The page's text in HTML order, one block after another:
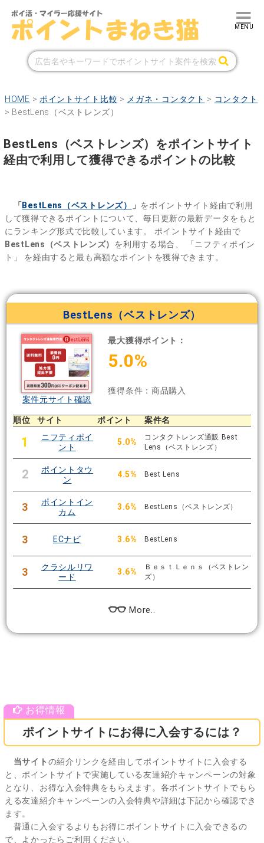
HOME > ポイントサイト比較 > メガネ・コンタクト > コンタクト
> BestLens（ベストレンズ）
BestLens（ベストレンズ）をポイントサイト
経由で利用して獲得できるポイントの比較
「 BestLens（ベストレンズ） 」 をポイントサイト経由で利用
して獲得できるポイントについて、毎日更新の最新データをもと
にランキング形式で比較しています。 ポイントサイト経由で
BestLens（ベストレンズ） を利用する場合、
「ニフティポイン
ト」
を経由すると最も高額なポイントを獲得できます。
BestLens（ベストレンズ）
案件元サイト確認
最大獲得ポイント：
5.0%
獲得条件：商品購入
順位 サイト ポイント 案件名
1
ニフティポイ
ント
5.0%
コンタクトレンズ通販 Best
Lens（ベストレンズ）
2
ポイントタウ
ン
4.5% Best Lens
3
ポイントイン
カム
3.6% BestLens（ベストレンズ）
3 ECナビ 3.6% BestLens
3
クラシルリワ
ード
3.6%
ＢｅｓｔＬｅｎｓ（ベストレン
ズ）
More..
ポイントサイトにお得に入会するには？
当サイト の紹介リンクを経由してポイントサイトに入会する
と、ポイントサイトで実施している友達紹介キャンペーンの対象
となり、お得な入会特典をもらえます。各ポイントサイトでもら
える友達紹介キャンペーンの入会特典や詳細は下記から確認でき
ます。
普通に入会するよりもお得にポイントサイトに入会できるの
で、よかったらご利用ください。